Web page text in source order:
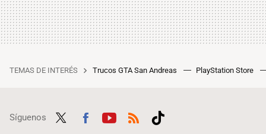
TEMAS DE INTERÉS Trucos GTA San Andreas PlayStation Store
Síguenos